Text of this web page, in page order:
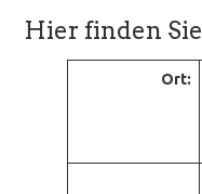
Hier finden
Ort: